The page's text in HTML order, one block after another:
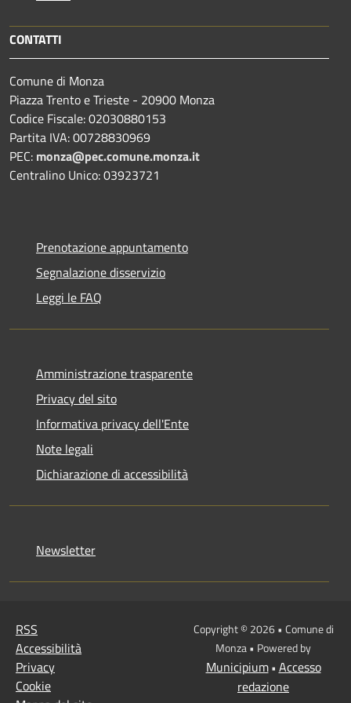
CONTATTI
Comune di Monza
Piazza Trento e Trieste - 20900 Monza
Codice Fiscale: 02030880153
Partita IVA: 00728830969
PEC: monza@pec.comune.monza.it
Centralino Unico: 03923721
Prenotazione appuntamento
Segnalazione disservizio
Leggi le FAQ
Amministrazione trasparente
Privacy del sito
Informativa privacy dell'Ente
Note legali
Dichiarazione di accessibilità
Newsletter
RSS
Accessibilità
Privacy
Cookie
Copyright © 2026 • Comune di
Monza • Powered by
Municipium• Accesso
redazione